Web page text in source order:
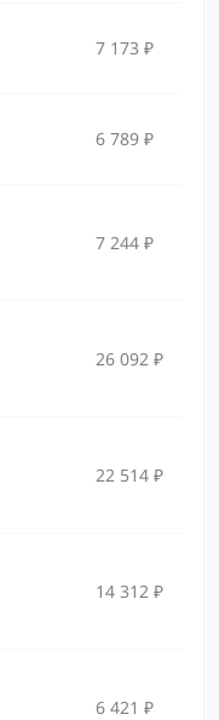
7 173 ₽
6 789 ₽
7 244 ₽
26 092 ₽
22 514 ₽
14 312 ₽
6 421 ₽